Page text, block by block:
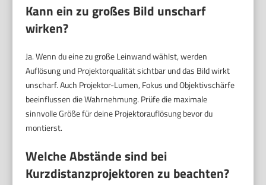
Kann ein zu großes Bild unscharf
wirken?
Ja. Wenn du eine zu große Leinwand wählst, werden
Auflösung und Projektorqualität sichtbar und das Bild wirkt
unscharf. Auch Projektor-Lumen, Fokus und Objektivschärfe
beeinflussen die Wahrnehmung. Prüfe die maximale
sinnvolle Größe für deine Projektorauflösung bevor du
montierst.
Welche Abstände sind bei
Kurzdistanzprojektoren zu beachten?